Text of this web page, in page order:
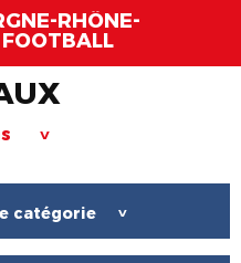
RHÔNE-
>
catégorie >